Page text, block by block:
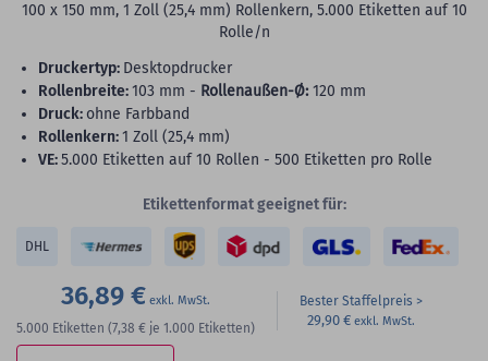
100 x 150 mm, 1 Zoll (25,4 mm) Rollenkern, 5.000 Etiketten auf 10
Rolle/n
Druckertyp: Desktopdrucker
Rollenbreite:103 mm - Rollenaußen-Ø: 120 mm
Druck: ohne Farbband
Rollenkern:1 Zoll (25,4 mm)
VE:5.000 Etiketten auf 10 Rollen - 500 Etiketten pro Rolle
Etikettenformat geeignet für:
DHL
36,89 €
5.000 Etiketten (7,38 € je 1.000 Etiketten)
Bester Staffelpreis
29,90 €